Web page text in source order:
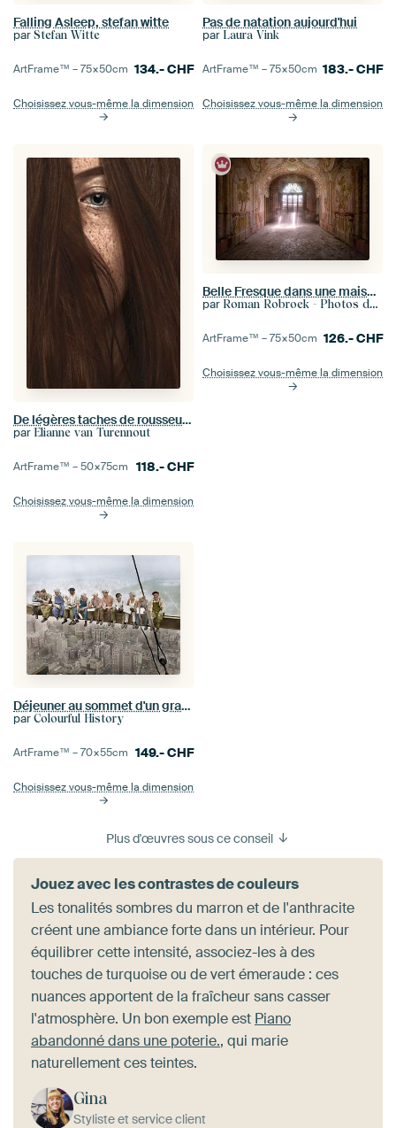
Falling Asleep, stefan witte
par Stefan Witte
ArtFrame™ –75×50cm 134.-CHF
Choisissez vous-même la dimension
Pas de natation aujourd'hui
par Laura Vink
ArtFrame™ –75×50cm 183.-CHF
Choisissez vous-même la dimension
De légères taches de rousseur et le silence – portrait intime d'une femme aux cheveux raides
par Elianne van Turennout
ArtFrame™ –50×75cm 118.-CHF
Choisissez vous-même la dimension
Belle Fresque dans une maison abandonnée.
par Roman Robroek - Photos de bâtiments abandonnés
ArtFrame™ –75×50cm 126.-CHF
Choisissez vous-même la dimension
Déjeuner au sommet d'un gratte-ciel (1932)
par Colourful History
ArtFrame™ –70×55cm 149.-CHF
Choisissez vous-même la dimension
Plus d'œuvres sous ce conseil
Jouez avec les contrastes de couleurs
Les tonalités sombres du marron et de l'anthracite
créent une ambiance forte dans un intérieur. Pour
équilibrer cette intensité, associez-les à des
touches de turquoise ou de vert émeraude : ces
nuances apportent de la fraîcheur sans casser
l'atmosphère. Un bon exemple est Piano
abandonné dans une poterie., qui marie
naturellement ces teintes.
Gina
Styliste et service client